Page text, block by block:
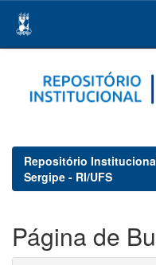
navigation
Repositório
Sergipe - RI/UFS
Página de